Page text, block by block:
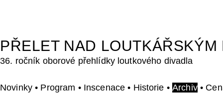
PŘELET NAD LOUTKÁŘSKÝM
36. ročník oborové přehlídky loutkového divadla
Novinky• Program • Inscenace • Historie •Archiv•